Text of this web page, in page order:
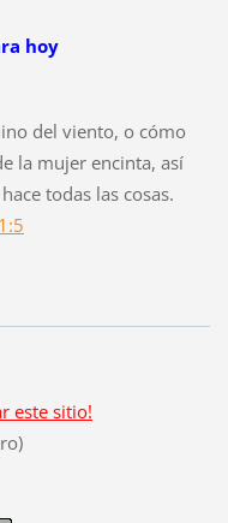
hoy
del viento, o cómo
la mujer encinta, así
todas las cosas.
este sitio!